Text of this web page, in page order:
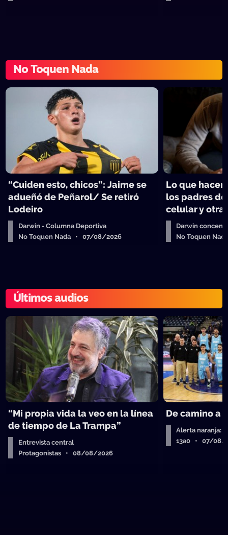
No Toquen Nada
“Cuiden esto, chicos”: Jaime se
adueñó de Peñarol/ Se retiró
Lodeiro
Darwin - Columna Deportiva
No Toquen Nada • 07/08/2026
Lo que
los padres
celular y
Darwin
No Toquen
Últimos audios
“Mi propia vida la veo en la línea
de tiempo de La Trampa”
Entrevista central
Protagonistas • 08/08/2026
De camino a
Alerta naranja:
13a0 • 07/08/